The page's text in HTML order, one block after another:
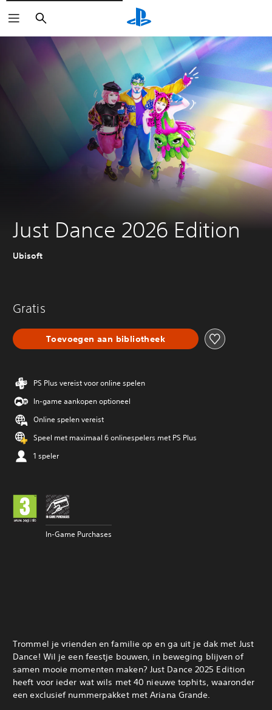
Zoeken
Just Dance 2026 Edition
Ubisoft
Gratis
Toevoegen aan bibliotheek
PS Plus vereist voor online spelen
In-game aankopen optioneel
Online spelen vereist
Speel met maximaal 6 onlinespelers met PS Plus
1 speler
In-Game Purchases
Trommel je vrienden en familie op en ga uit je dak met Just
Dance! Wil je een feestje bouwen, in beweging blijven of
samen mooie momenten maken? Just Dance 2025 Edition
heeft voor ieder wat wils met 40 nieuwe tophits, waaronder
een exclusief nummerpakket met Ariana Grande.